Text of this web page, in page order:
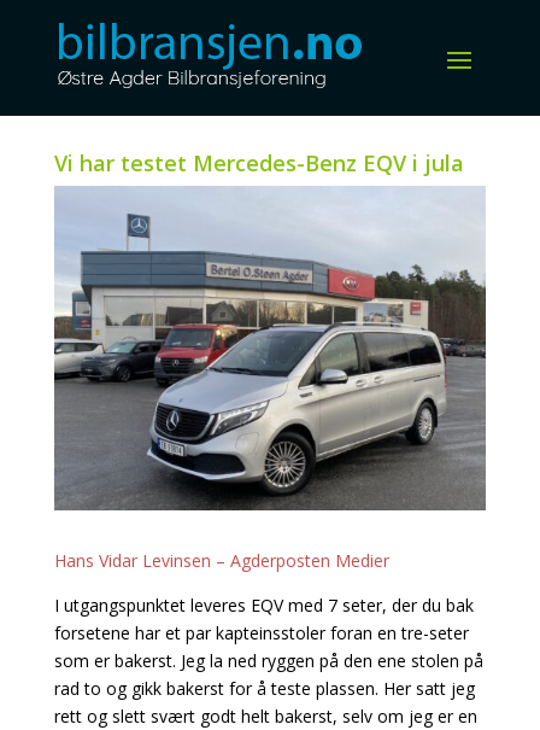
Vi har testet Mercedes-Benz EQV i jula
Hans Vidar Levinsen – Agderposten Medier
I utgangspunktet leveres EQV med 7 seter, der du bak
forsetene har et par kapteinsstoler foran en tre-seter
som er bakerst. Jeg la ned ryggen på den ene stolen på
rad to og gikk bakerst for å teste plassen. Her satt jeg
rett og slett svært godt helt bakerst, selv om jeg er en